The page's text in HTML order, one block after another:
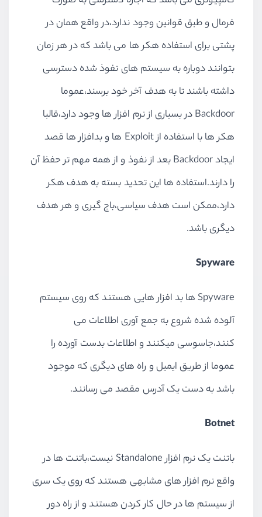
فرمال و طبق قوانین وجود ندارد،در واقع همان در
پشتی برای استفاده هکر ها می باشد که در هر زمان
بتوانند دوباره به سیستم های نفوذ شده دسترسی
داشته باشند تا به هدف آخر خود برسند،عموما
Backdoor در بسیاری از نرم افزار ها وجود دارد،قالبا
هکر ها با استفاده از Exploit ها و بدافزار ها قصد
ایجاد Backdoor بعد از نفوذ و از همه مهم تر حفظ آن
را دارند.استفاده ها این تحدید بسته به هدف هکر
دارد،ممکن است هدف سیاسی،باج گیری و هر هدف
دیگری باشد.
Spyware
Spyware ها بد افزار هایی هستند که روی سیستم
آلوده شده شروع به جمع آوری اطلاعات می
کنند،جاسوسی میکنند و اطلاعات بدست آورده را
عموما از طریق ایمیل و راه های دیگری که موجود
باشد به دست یک آدرس مقصد می رسانند.
Botnet
باتنت یک نرم افزار Standalone نیست،باتنت ها در
واقع نرم افزار های مشابهی هستند که روی یک سری
از سیستم ها در حال کار کردن هستند و از راه دور